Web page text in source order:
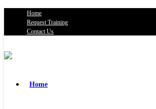
Home
Request Training
Contact Us
Home